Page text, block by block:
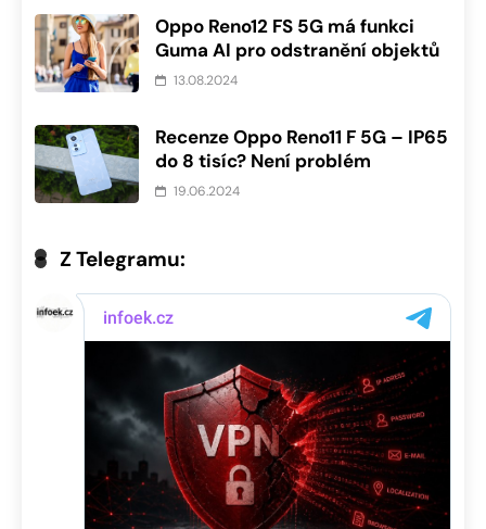
Oppo Reno12 FS 5G má funkci
Guma AI pro odstranění objektů
13.08.2024
Recenze Oppo Reno11 F 5G – IP65
do 8 tisíc? Není problém
19.06.2024
Z Telegramu: